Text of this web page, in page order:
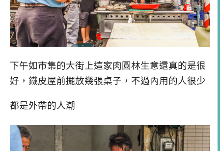
下午如市集的大街上這家肉圓林生意還真的是很
好，鐵皮屋前擺放幾張桌子，不過內用的人很少
都是外帶的人潮